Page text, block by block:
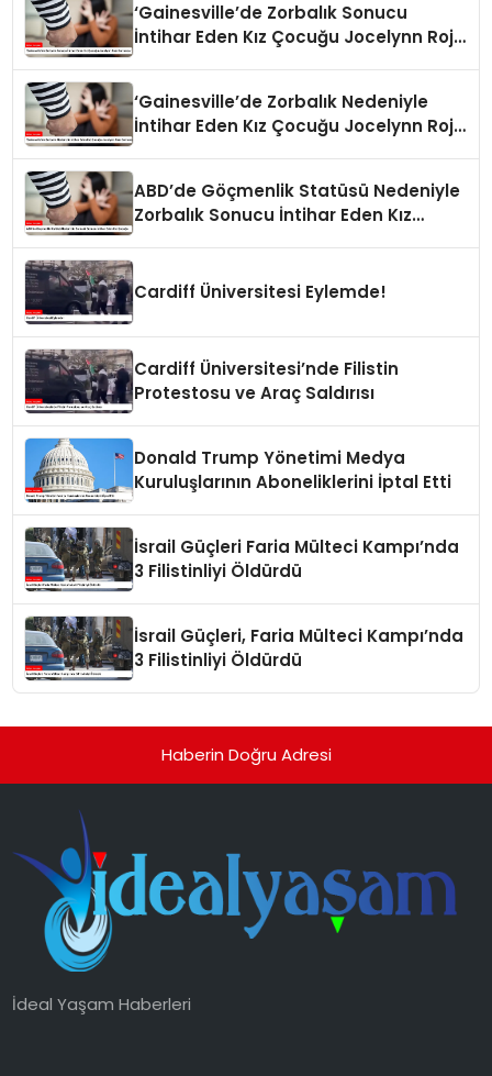
‘Gainesville’de Zorbalık Sonucu
İntihar Eden Kız Çocuğu Jocelynn Rojo
‘Gainesville’de Zorbalık Nedeniyle
İntihar Eden Kız Çocuğu Jocelynn Rojo
ABD’de Göçmenlik Statüsü Nedeniyle
Zorbalık Sonucu İntihar Eden Kız
Cardiff Üniversitesi Eylemde!
Cardiff Üniversitesi’nde Filistin
Protestosu ve Araç Saldırısı
Donald Trump Yönetimi Medya
Kuruluşlarının Aboneliklerini İptal Etti
İsrail Güçleri Faria Mülteci Kampı’nda
3 Filistinliyi Öldürdü
İsrail Güçleri, Faria Mülteci Kampı’nda
3 Filistinliyi Öldürdü
Haberin Doğru Adresi
İdeal Yaşam Haberleri